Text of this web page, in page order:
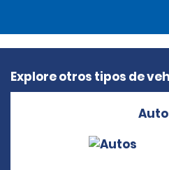
Explore otros tipos de